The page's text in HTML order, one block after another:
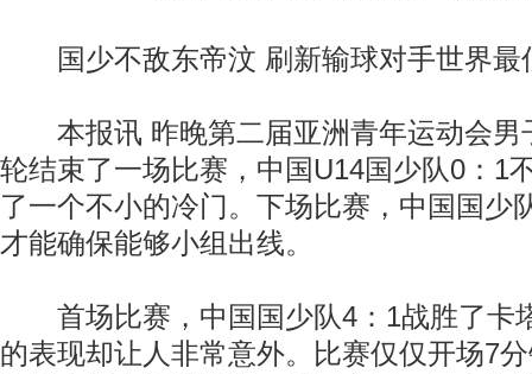
国少不敌东帝汶 刷新输球对手世界最
本报讯 昨晚第二届亚洲青年运动会男
轮结束了一场比赛，中国U14国少队0：1
了一个不小的冷门。下场比赛，中国国少
才能确保能够小组出线。
首场比赛，中国国少队4：1战胜了卡
的表现却让人非常意外。比赛仅仅开场7